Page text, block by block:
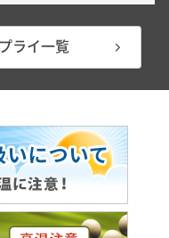
ライ一覧